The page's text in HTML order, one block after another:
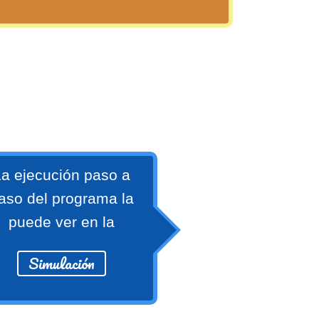
ejecución paso a
del programa la
puede ver en la
Simulación